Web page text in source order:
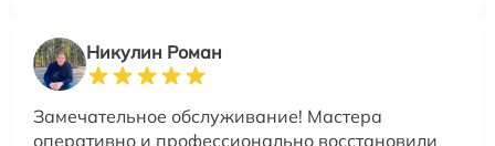
Никулин Роман
Замечательное обслуживание! Мастера
оперативно и профессионально восстановили